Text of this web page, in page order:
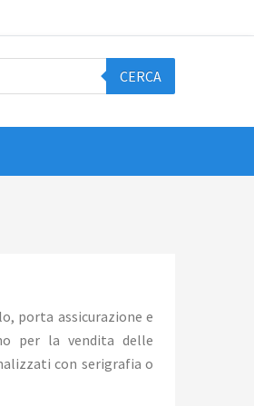
CERCA
porta assicurazione e
per la vendita delle
con serigrafia o